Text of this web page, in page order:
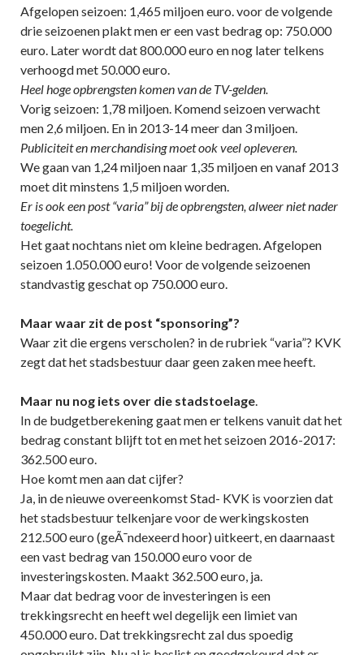
Afgelopen seizoen: 1,465 miljoen euro. voor de volgende
drie seizoenen plakt men er een vast bedrag op: 750.000
euro. Later wordt dat 800.000 euro en nog later telkens
verhoogd met 50.000 euro.
Heel hoge opbrengsten komen van de TV-gelden.
Vorig seizoen: 1,78 miljoen. Komend seizoen verwacht
men 2,6 miljoen. En in 2013-14 meer dan 3 miljoen.
Publiciteit en merchandising moet ook veel opleveren.
We gaan van 1,24 miljoen naar 1,35 miljoen en vanaf 2013
moet dit minstens 1,5 miljoen worden.
Er is ook een post “varia” bij de opbrengsten, alweer niet nader
toegelicht.
Het gaat nochtans niet om kleine bedragen. Afgelopen
seizoen 1.050.000 euro! Voor de volgende seizoenen
standvastig geschat op 750.000 euro.
Maar waar zit de post “sponsoring”?
Waar zit die ergens verscholen? in de rubriek “varia”? KVK
zegt dat het stadsbestuur daar geen zaken mee heeft.
Maar nu nog iets over die stadstoelage.
In de budgetberekening gaat men er telkens vanuit dat het
bedrag constant blijft tot en met het seizoen 2016-2017:
362.500 euro.
Hoe komt men aan dat cijfer?
Ja, in de nieuwe overeenkomst Stad- KVK is voorzien dat
het stadsbestuur telkenjare voor de werkingskosten
212.500 euro (geÃ¯ndexeerd hoor) uitkeert, en daarnaast
een vast bedrag van 150.000 euro voor de
investeringskosten. Maakt 362.500 euro, ja.
Maar dat bedrag voor de investeringen is een
trekkingsrecht en heeft wel degelijk een limiet van
450.000 euro. Dat trekkingsrecht zal dus spoedig